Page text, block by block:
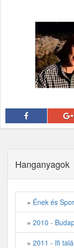
Hanganyagok
» Ének és
» 2010 -
» 2011 - Ifi